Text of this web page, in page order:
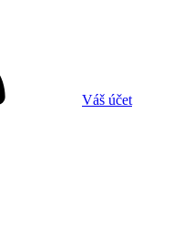
Váš účet